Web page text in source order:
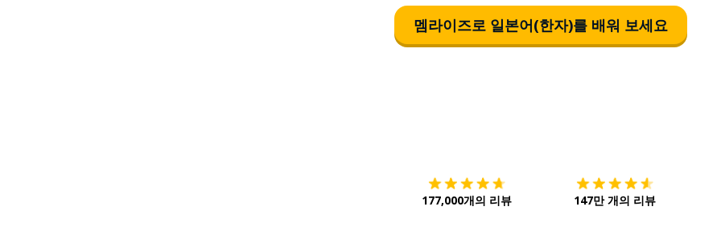
멤라이즈로 일본어(한자)를 배워 보세요
177,000개의 리뷰 147만 개의 리뷰